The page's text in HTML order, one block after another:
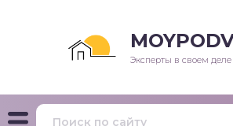
Эксперты в своем деле